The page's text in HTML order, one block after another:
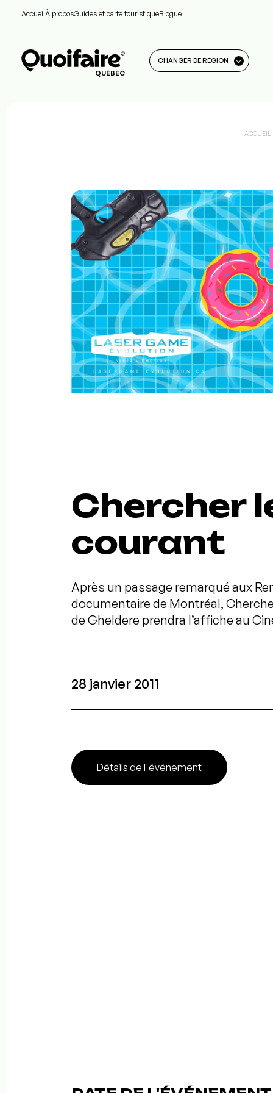
AccueilÀ proposGuides et carte touristiqueBlogue
QUÉBEC
CHANGER DE RÉGION
ACCUEIL |
Chercher
courant
Après un passage remarqué aux
documentaire de Montréal,
de Gheldere prendra l’affiche au
28 janvier 2011
Détails de l'événement